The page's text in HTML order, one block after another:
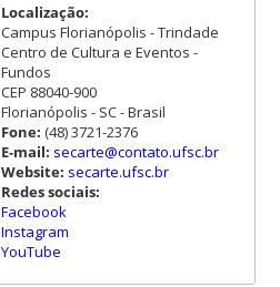
Localização:
Campus Florianópolis - Trindade
Centro de Cultura e Eventos -
Fundos
CEP 88040-900
Florianópolis - SC - Brasil
Fone: (48) 3721-2376
E-mail: secarte@contato.ufsc.br
Website: secarte.ufsc.br
Redes sociais:
Facebook
Instagram
YouTube